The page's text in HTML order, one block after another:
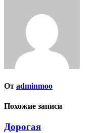
От adminmoo
Похожие записи
Дорогая